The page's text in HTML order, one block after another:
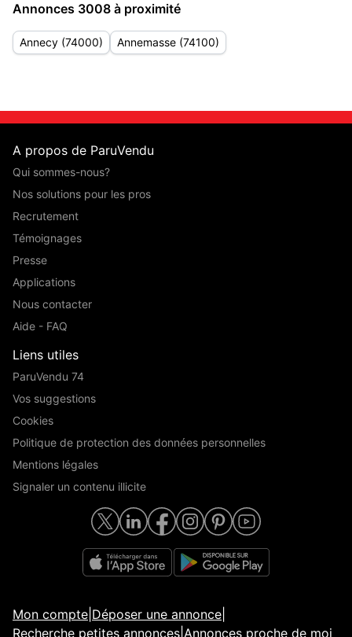
Annonces 3008 à proximité
Annecy (74000) Annemasse (74100)
A propos de ParuVendu
Qui sommes-nous?
Nos solutions pour les pros
Recrutement
Témoignages
Presse
Applications
Nous contacter
Aide - FAQ
Liens utiles
ParuVendu 74
Vos suggestions
Cookies
Politique de protection des données personnelles
Mentions légales
Signaler un contenu illicite
Mon compte Déposer une annonce
Recherche petites annonces Annonces proche de moi